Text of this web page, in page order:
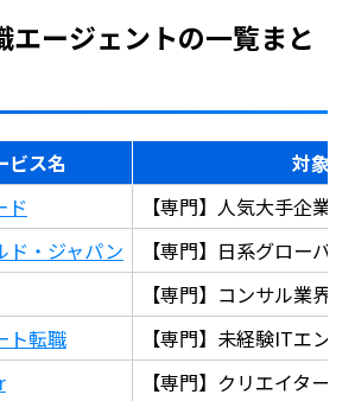
エージェントの一覧まと
ビス名
対象
ド
【専門】人気大手企業
ド・ジャパン
【専門】日系グローバ
【専門】コンサル業界
ト転職
【専門】未経験ITエン
【専門】クリエイター